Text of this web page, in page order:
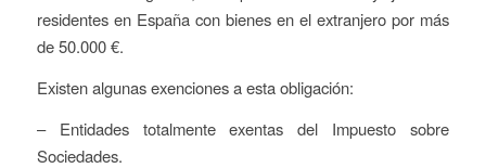
residentes en España con bienes en el extranjero por más
de 50.000 €.
Existen algunas exenciones a esta obligación:
– Entidades totalmente exentas del Impuesto sobre
Sociedades.